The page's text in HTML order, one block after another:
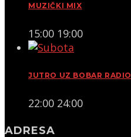
MUZIČKI MIX
15:00 19:00
JUTRO UZ BOBAR RADIO
22:00 24:00
ADRESA